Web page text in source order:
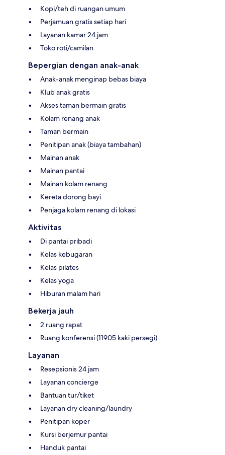
Kopi/teh di ruangan umum
Perjamuan gratis setiap hari
Layanan kamar 24 jam
Toko roti/camilan
Bepergian dengan anak-anak
Anak-anak menginap bebas biaya
Klub anak gratis
Akses taman bermain gratis
Kolam renang anak
Taman bermain
Penitipan anak (biaya tambahan)
Mainan anak
Mainan pantai
Mainan kolam renang
Kereta dorong bayi
Penjaga kolam renang di lokasi
Aktivitas
Di pantai pribadi
Kelas kebugaran
Kelas pilates
Kelas yoga
Hiburan malam hari
Bekerja jauh
2 ruang rapat
Ruang konferensi (11905 kaki persegi)
Layanan
Resepsionis 24 jam
Layanan concierge
Bantuan tur/tiket
Layanan dry cleaning/laundry
Penitipan koper
Kursi berjemur pantai
Handuk pantai